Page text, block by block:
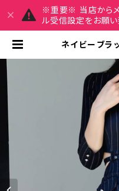
※重要※ 当店から
ル受信設定をお願
ネイビーブラ
ス ストライプ
ルエット スリ
ト セクシー 韓
人可愛い デー
ィス 春 夏 秋
S0215 |
0代,40代 レ